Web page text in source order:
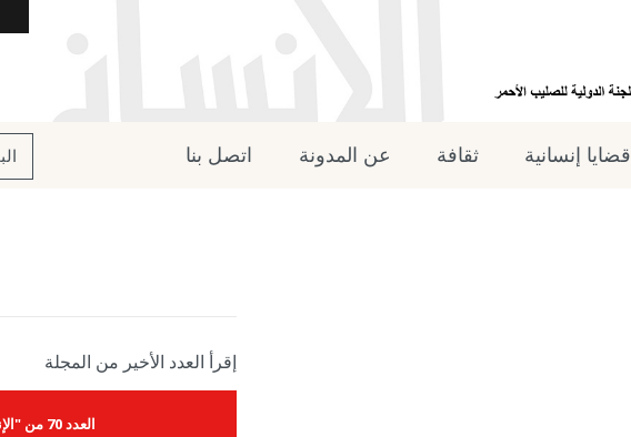
قضايا إنسانية ثقافة عن المدونة اتصل بنا
إقرأ العدد الأخير من المجلة
العدد 70 من "الإنساني"